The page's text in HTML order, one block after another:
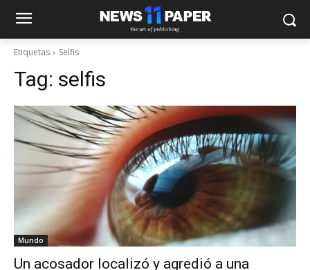
Etiquetas Selfis
Tag: selfis
Mundo
Un acosador localizó y agredió a una